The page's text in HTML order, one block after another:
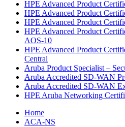
HPE Advanced Product
HPE Advanced Product
HPE Advanced Product
HPE Advanced Product
AOS-10
HPE Advanced Product
Central
Aruba Product Specialist –
Aruba Accredited SD-WAN
Aruba Accredited SD-WAN
HPE Aruba Networking
Home
ACA-NS